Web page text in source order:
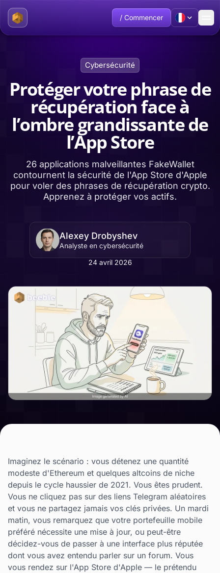
/ Commencer
Cybersécurité
Protéger votre phrase de
récupération face à
l’ombre grandissante de
l’App Store
26 applications malveillantes FakeWallet
contournent la sécurité de l'App Store d'Apple
pour voler des phrases de récupération crypto.
Apprenez à protéger vos actifs.
Alexey Drobyshev
Analyste en cybersécurité
24 avril 2026
Imaginez le scénario : vous détenez une quantité
modeste d'Ethereum et quelques altcoins de niche
depuis le cycle haussier de 2021. Vous êtes prudent.
Vous ne cliquez pas sur des liens Telegram aléatoires
et vous ne partagez jamais vos clés privées. Un mardi
matin, vous remarquez que votre portefeuille mobile
préféré nécessite une mise à jour, ou peut-être
décidez-vous de passer à une interface plus réputée
dont vous avez entendu parler sur un forum. Vous
vous rendez sur l'App Store d'Apple — le prétendu